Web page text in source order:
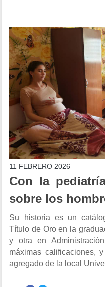
11 FEBRERO 2026
Con la
sobre los
Su historia es un
Título de Oro en la
y otra en
máximas calificaciones,
agregado de la local